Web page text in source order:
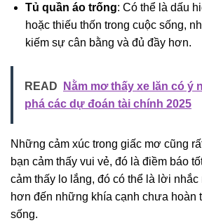
Tủ quần áo trống: Có thể là dấu
hoặc thiếu thốn trong cuộc sống,
kiếm sự cân bằng và đủ đầy hơn.
READ
Nằm mơ thấy xe lăn có ý
phá các dự đoán tài chính 2025
Những cảm xúc trong giấc mơ cũng
bạn cảm thấy vui vẻ, đó là điềm báo
cảm thấy lo lắng, đó có thể là lời
hơn đến những khía cạnh chưa hoàn
sống.